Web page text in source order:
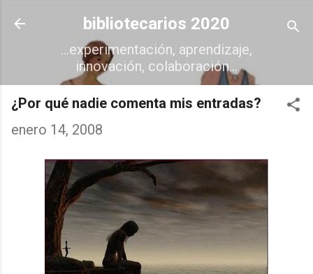
Ir al contenido principal
bibliotecarios 2020
...experimentación, aprendizaje,
innovación, colaboración...
¿Por qué nadie comenta mis entradas?
enero 14, 2008